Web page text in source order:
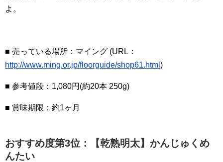
よ。
■ 売っている場所：マイング (URL：
http://www.ming.or.jp/floorguide/shop61.html )
■ 参考値段：1,080円(約20本 250g)
■ 賞味期限：約1ヶ月
おすすめ度第3位：【乾熟明太】かんじゅくめ
んたい